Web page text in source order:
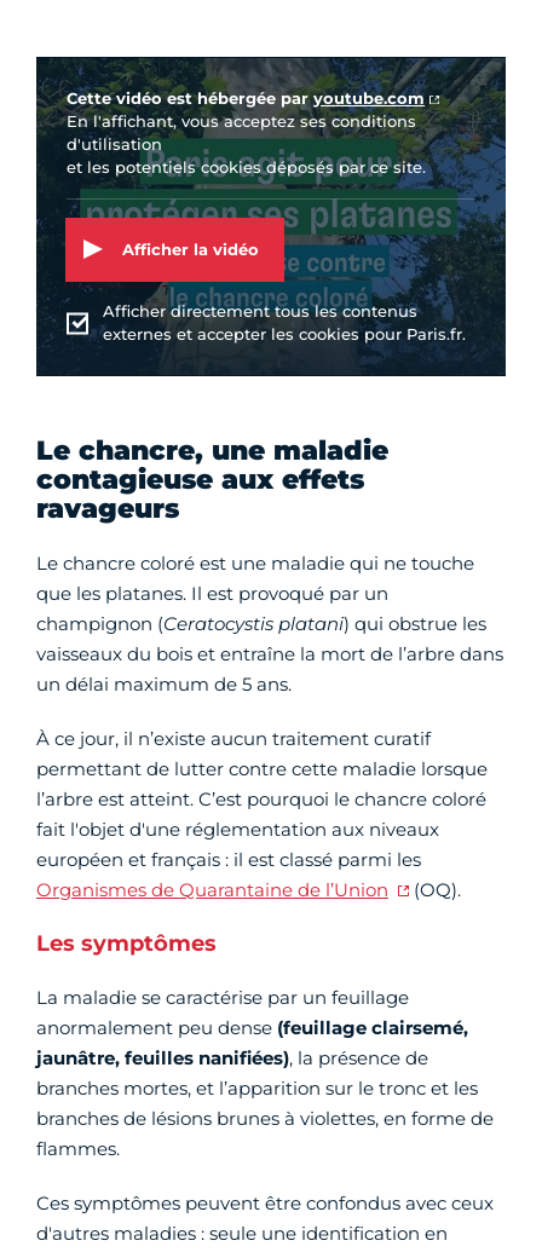
Vidéo Youtube
Cette vidéo est hébergée paryoutube.com
En l'affichant, vous acceptez ses conditions
d'utilisation
et les potentiels cookies déposés par ce site.
Afficher la vidéo
Afficher directement tous les contenus
externes et accepter les cookies pour Paris.fr.
Le chancre, une maladie
contagieuse aux effets
ravageurs
Le chancre coloré est une maladie qui ne touche
que les platanes. Il est provoqué par un
champignon (Ceratocystis platani) qui obstrue les
vaisseaux du bois et entraîne la mort de l’arbre dans
un délai maximum de 5 ans.
À ce jour, il n’existe aucun traitement curatif
permettant de lutter contre cette maladie lorsque
l’arbre est atteint. C’est pourquoi le chancre coloré
fait l'objet d'une réglementation aux niveaux
européen et français : il est classé parmi les
Organismes de Quarantaine de l’Union
(OQ).
Les symptômes
La maladie se caractérise par un feuillage
anormalement peu dense (feuillage clairsemé,
jaunâtre, feuilles nanifiées), la présence de
branches mortes, et l’apparition sur le tronc et les
branches de lésions brunes à violettes, en forme de
flammes.
Ces symptômes peuvent être confondus avec ceux
d'autres maladies : seule une identification en